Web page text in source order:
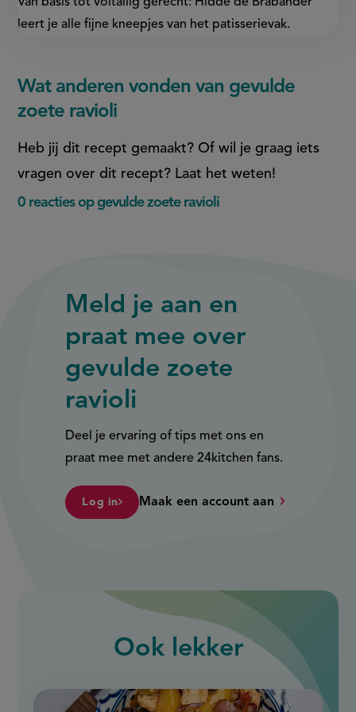
leert je alle fijne kneepjes van het patisserievak.
Wat anderen vonden van gevulde
zoete ravioli
Heb jij dit recept gemaakt? Of wil je graag iets
vragen over dit recept? Laat het weten!
0 reacties op gevulde zoete ravioli
Meld je aan en
praat mee over
gevulde zoete
ravioli
Deel je ervaring of tips met ons en
praat mee met andere 24kitchen fans.
Log in Maak een account aan
Ook lekker